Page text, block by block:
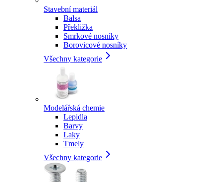
Stavební materiál
Balsa
Překližka
Smrkové nosníky
Borovicové nosníky
Všechny kategorie
Modelářská chemie
Lepidla
Barvy
Laky
Tmely
Všechny kategorie